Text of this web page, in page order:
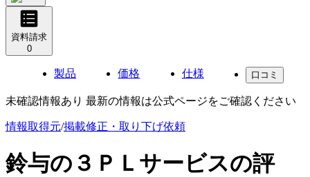
資料請求
0
製品 価格 仕様 口コミ
未確認情報あり 最新の情報は公式ページをご確認ください
情報取得元/掲載修正・取り下げ依頼
鈴与の３ＰＬサービスの評